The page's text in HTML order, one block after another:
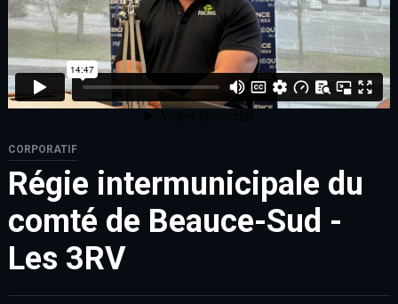
CORPORATIF
Régie intermunicipale du
comté de Beauce-Sud -
Les 3RV